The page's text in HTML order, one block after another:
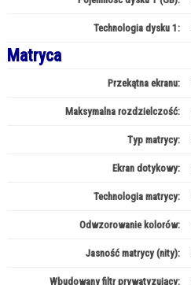
Technologia dysku 1:
Matryca
Przekątna ekranu:
Maksymalna rozdzielczość:
Typ matrycy:
Ekran dotykowy:
Technologia matrycy:
Odwzorowanie kolorów:
Jasność matrycy (nity):
Wbudowany filtr prywatyzujący: